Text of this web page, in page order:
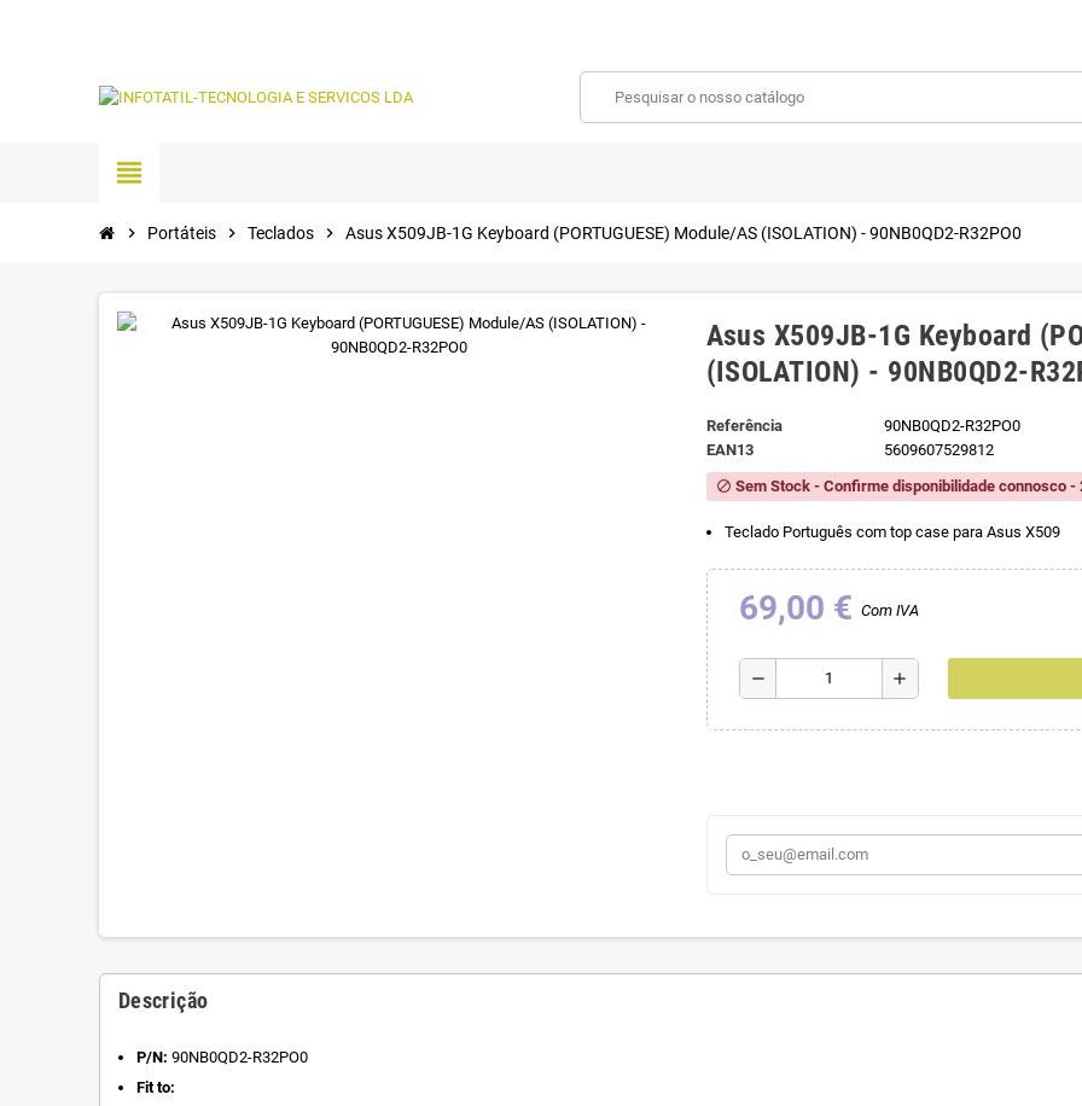
view_headline
chevron_right Portáteis chevron_right Teclados chevron_right Asus X509JB-1G Keyboard (PORTUGUESE) Module/AS (ISOLATION) - 90NB0QD2-R32PO0
Asus X509JB-1G Keyboard
(ISOLATION) - 90NB0QD2-
Referência
90NB0QD2-R32PO0
EAN13
5609607529812
block Sem Stock - Confirme disponibilidade connosco -
Teclado Português com top case para Asus X509
69,00 € Com IVA
remove add
Descrição
P/N: 90NB0QD2-R32PO0
Fit to: